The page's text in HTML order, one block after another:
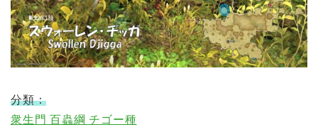
分類：
衆生門 百蟲綱 チゴー種